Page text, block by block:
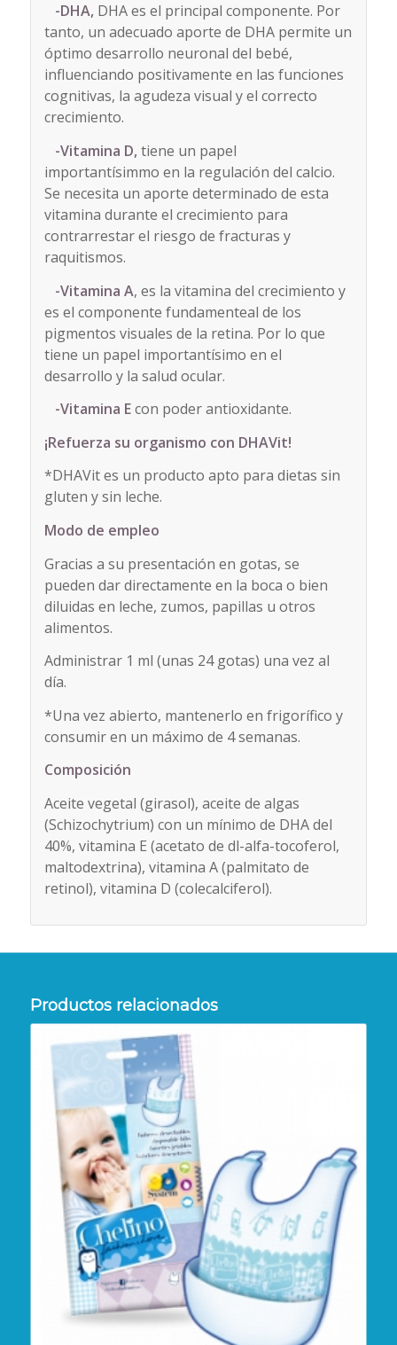
-DHA,DHA es el principal componente. Por
tanto, un adecuado aporte de DHA permite un
óptimo desarrollo neuronal del bebé,
influenciando positivamente en las funciones
cognitivas, la agudeza visual y el correcto
crecimiento.
-Vitamina D,tiene un papel
importantísimmo en la regulación del calcio.
Se necesita un aporte determinado de esta
vitamina durante el crecimiento para
contrarrestar el riesgo de fracturas y
raquitismos.
-Vitamina A, es la vitamina del crecimiento y
es el componente fundamenteal de los
pigmentos visuales de la retina. Por lo que
tiene un papel importantísimo en el
desarrollo y la salud ocular.
-Vitamina Econ poder antioxidante.
¡Refuerza su organismo con DHAVit!
*DHAVit es un producto apto para dietas sin
gluten y sin leche.
Modo de empleo
Gracias a su presentación en gotas, se
pueden dar directamente en la boca o bien
diluidas en leche, zumos, papillas u otros
alimentos.
Administrar 1 ml (unas 24 gotas) una vez al
día.
*Una vez abierto, mantenerlo en frigorífico y
consumir en un máximo de 4 semanas.
Composición
Aceite vegetal (girasol), aceite de algas
(Schizochytrium) con un mínimo de DHA del
40%, vitamina E (acetato de dl-alfa-tocoferol,
maltodextrina), vitamina A (palmitato de
retinol), vitamina D (colecalciferol).
Productos relacionados